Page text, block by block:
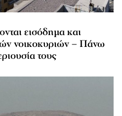
εισόδημα και
νοικοκυριών – Πάνω
τους